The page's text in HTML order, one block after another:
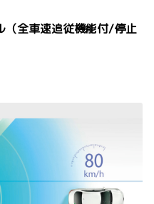
（全車速追従機能付/停止